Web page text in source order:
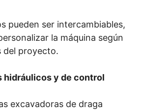
pueden ser intercambiables,
la máquina según
del proyecto.
hidráulicos y de control
excavadoras de draga